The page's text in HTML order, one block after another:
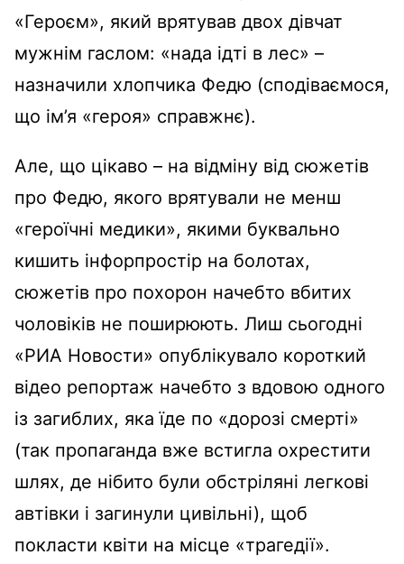
«Героєм», який врятував двох дівчат
мужнім гаслом: «нада ідті в лес» –
назначили хлопчика Федю (сподіваємося,
що ім’я «героя» справжнє).
Але, що цікаво – на відміну від сюжетів
про Федю, якого врятували не менш
«героїчні медики», якими буквально
кишить інфорпростір на болотах,
сюжетів про похорон начебто вбитих
чоловіків не поширюють. Лиш сьогодні
«РИА Новости» опублікувало короткий
відео репортаж начебто з вдовою одного
із загиблих, яка їде по «дорозі смерті»
(так пропаганда вже встигла охрестити
шлях, де нібито були обстріляні легкові
автівки і загинули цивільні), щоб
покласти квіти на місце «трагедії».